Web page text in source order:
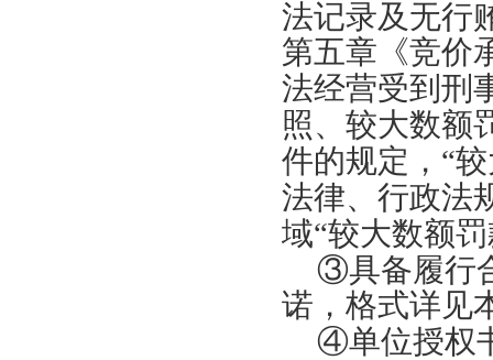
法记录及无行
第五章《竞价
法经营受到刑
照、较大数额
件的规定，“
法律、行政法
域“较大数额
③具备履行
诺，格式详见
④单位授权